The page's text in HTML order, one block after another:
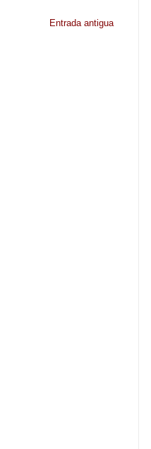
Entrada antigua